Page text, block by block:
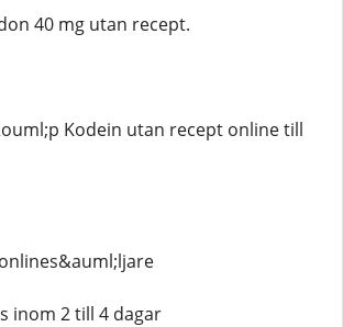
40 mg utan recept.
Kodein utan recept online till
inom 2 till 4 dagar